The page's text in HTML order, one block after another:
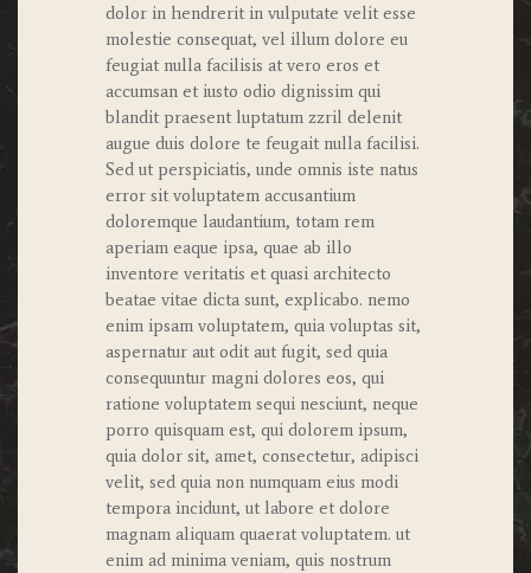
dolor in hendrerit in vulputate velit esse
molestie consequat, vel illum dolore eu
feugiat nulla facilisis at vero eros et
accumsan et iusto odio dignissim qui
blandit praesent luptatum zzril delenit
augue duis dolore te feugait nulla facilisi.
Sed ut perspiciatis, unde omnis iste natus
error sit voluptatem accusantium
doloremque laudantium, totam rem
aperiam eaque ipsa, quae ab illo
inventore veritatis et quasi architecto
beatae vitae dicta sunt, explicabo. nemo
enim ipsam voluptatem, quia voluptas sit,
aspernatur aut odit aut fugit, sed quia
consequuntur magni dolores eos, qui
ratione voluptatem sequi nesciunt, neque
porro quisquam est, qui dolorem ipsum,
quia dolor sit, amet, consectetur, adipisci
velit, sed quia non numquam eius modi
tempora incidunt, ut labore et dolore
magnam aliquam quaerat voluptatem. ut
enim ad minima veniam, quis nostrum